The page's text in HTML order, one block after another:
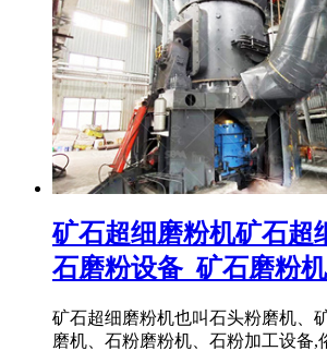
矿石超细磨粉机矿石超
石磨粉设备_矿石磨粉
矿石超细磨粉机也叫石头粉磨机、
磨机、石粉磨粉机、石粉加工设备,